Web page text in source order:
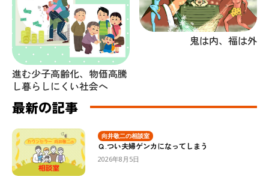
進む少子高齢化、物価高騰
し暮らしにくい社会へ
鬼は内、福は外
最新の記事
向井敬二の相談室
Ｑ.つい夫婦ゲンカになってしまう
2026年8月5日